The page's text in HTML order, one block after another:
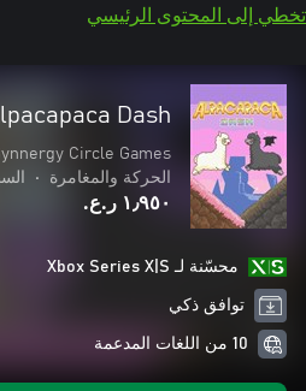
تخطي إلى المحتوى الرئيسي
Dash
Circle Games
الحركة والمغامرة
•
١٫٩٥٠ ر.ع.‏
محسّنة لـ Xbox Series X|S
توافق ذكي
10 من اللغات المدعمة